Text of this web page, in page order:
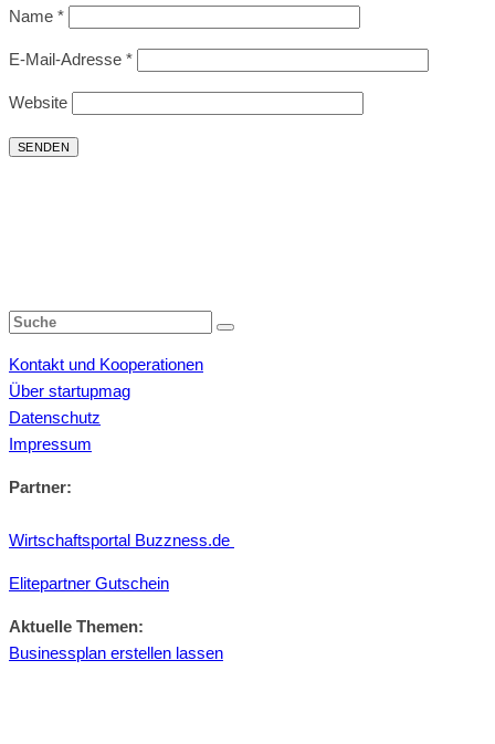
Name *
E-Mail-Adresse *
Website
Kontakt und Kooperationen
Über startupmag
Datenschutz
Impressum
Partner:
Wirtschaftsportal Buzzness.de
Elitepartner Gutschein
Aktuelle Themen:
Businessplan erstellen lassen